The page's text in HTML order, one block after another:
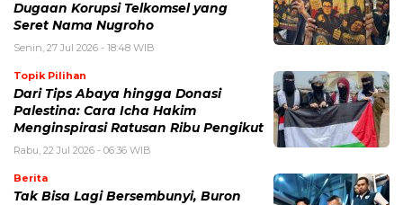
Dugaan Korupsi Telkomsel yang
Seret Nama Nugroho
Senin, 27 Jul 2026 - 18:48 WIB
Topik Pilihan
Dari Tips Abaya hingga Donasi
Palestina: Cara Icha Hakim
Menginspirasi Ratusan Ribu Pengikut
Rabu, 22 Jul 2026 - 06:36 WIB
Berita
Tak Bisa Lagi Bersembunyi, Buron